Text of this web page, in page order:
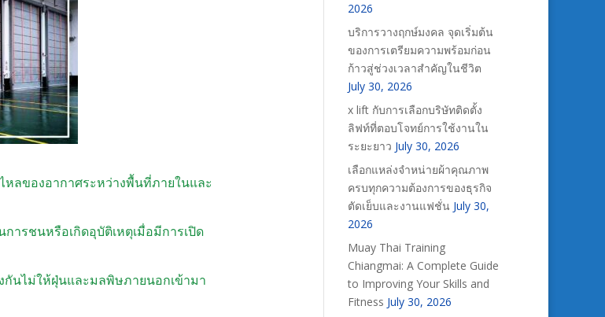
หลของอากาศระหว่างพื้นที่ภายในและ
ารชนหรือเกิดอุบัติเหตุเมื่อมีการเปิด
กันไม่ให้ฝุ่นและมลพิษภายนอกเข้ามา
2026
บริการวางฤกษ์มงคล จุดเริ่มต้น
ของการเตรียมความพร้อมก่อน
ก้าวสู่ช่วงเวลาสำคัญในชีวิต
July 30, 2026
x lift กับการเลือกบริษัทติดตั้ง
ลิฟท์ที่ตอบโจทย์การใช้งานใน
ระยะยาว July 30, 2026
เลือกแหล่งจำหน่ายผ้าคุณภาพ
ครบทุกความต้องการของธุรกิจ
ตัดเย็บและงานแฟชั่น July 30,
2026
Muay Thai Training
Chiangmai: A Complete Guide
to Improving Your Skills and
Fitness July 30, 2026